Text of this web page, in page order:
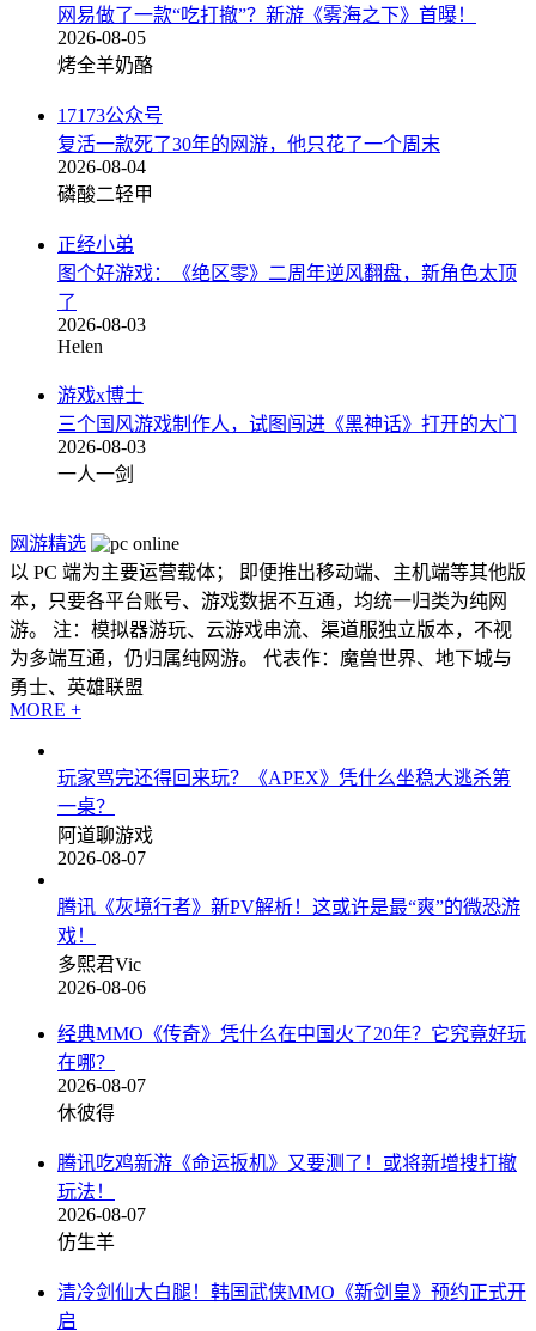
网易做了一款“吃打撤”？新游《雾海之下》首曝！
2026-08-05
烤全羊奶酪
17173公众号
复活一款死了30年的网游，他只花了一个周末
2026-08-04
磷酸二轻甲
正经小弟
图个好游戏：《绝区零》二周年逆风翻盘，新角色太顶
了
2026-08-03
Helen
游戏x博士
三个国风游戏制作人，试图闯进《黑神话》打开的大门
2026-08-03
一人一剑
网游精选
以 PC 端为主要运营载体； 即便推出移动端、主机端等其他版
本，只要各平台账号、游戏数据不互通，均统一归类为纯网
游。 注：模拟器游玩、云游戏串流、渠道服独立版本，不视
为多端互通，仍归属纯网游。 代表作：魔兽世界、地下城与
勇士、英雄联盟
MORE +
玩家骂完还得回来玩？《APEX》凭什么坐稳大逃杀第
一桌？
阿道聊游戏
2026-08-07
腾讯《灰境行者》新PV解析！这或许是最“爽”的微恐游
戏！
多熙君Vic
2026-08-06
经典MMO《传奇》凭什么在中国火了20年？它究竟好玩
在哪？
2026-08-07
休彼得
腾讯吃鸡新游《命运扳机》又要测了！或将新增搜打撤
玩法！
2026-08-07
仿生羊
清冷剑仙大白腿！韩国武侠MMO《新剑皇》预约正式开
启